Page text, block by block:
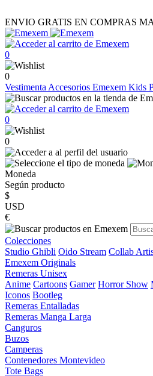
ENVIO GRATIS EN COMPRAS
0
0
Vestimenta Accesorios Emexem Kids
0
0
Moneda
Según producto
$
USD
€
Colecciones
Studio Ghibli Oido Stream Collab
Emexem Originals
Remeras Unisex
Anime Cartoons Gamer Horror Show
Iconos Bootleg
Remeras Entalladas
Remeras Manga Larga
Canguros
Buzos
Camperas
Contenedores Montevideo
Tote Bags